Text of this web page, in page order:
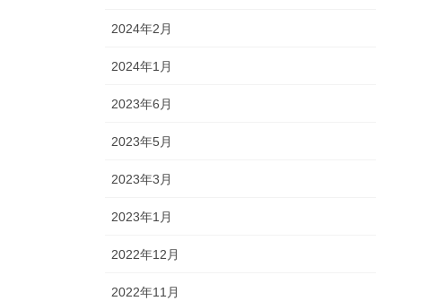
2024年2月
2024年1月
2023年6月
2023年5月
2023年3月
2023年1月
2022年12月
2022年11月